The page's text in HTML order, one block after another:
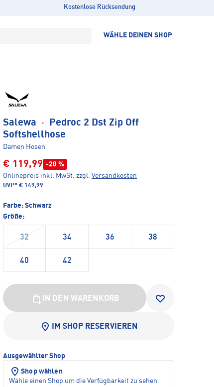
Kostenlose Rücksendung
WÄHLE DEINEN SHOP
Salewa · Pedroc 2 Dst Zip Off
Softshellhose
Damen Hosen
€ 119,99 -20 %
Onlinepreis inkl. MwSt. zzgl. Versandkosten
UVP* € 149,99
Farbe: Schwarz
Größe:
32 34 36 38
40 42
IN DEN WARENKORB
IM SHOP RESERVIEREN
Ausgewählter Shop
Shop wählen
Wähle einen Shop um die Verfügbarkeit zu sehen